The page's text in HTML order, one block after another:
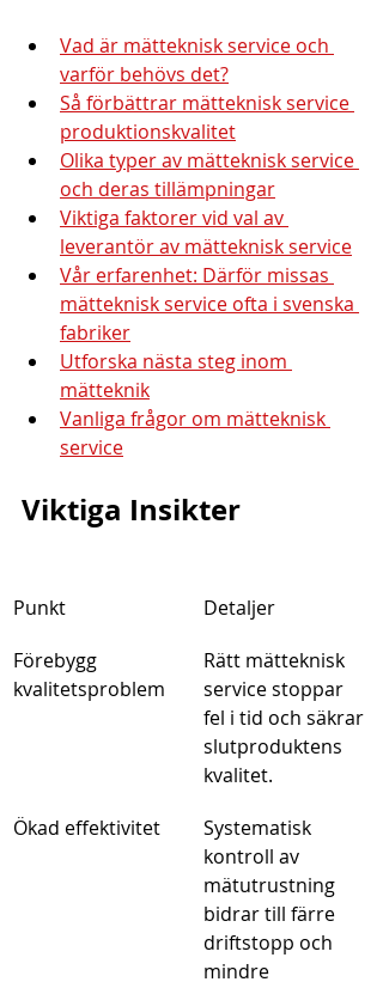
Vad är mätteknisk service och
varför behövs det?
Så förbättrar mätteknisk service
produktionskvalitet
Olika typer av mätteknisk service
och deras tillämpningar
Viktiga faktorer vid val av
leverantör av mätteknisk service
Vår erfarenhet: Därför missas
mätteknisk service ofta i svenska
fabriker
Utforska nästa steg inom
mätteknik
Vanliga frågor om mätteknisk
service
Viktiga Insikter
Punkt
Detaljer
Förebygg
kvalitetsproblem
Rätt mätteknisk
service stoppar
fel i tid och säkrar
slutproduktens
kvalitet.
Ökad effektivitet
Systematisk
kontroll av
mätutrustning
bidrar till färre
driftstopp och
mindre